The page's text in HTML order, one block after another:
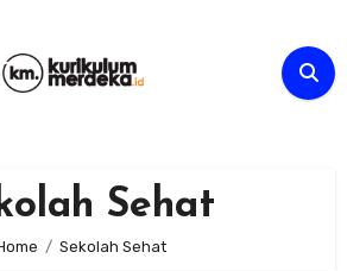
Sehat
Sekolah Sehat